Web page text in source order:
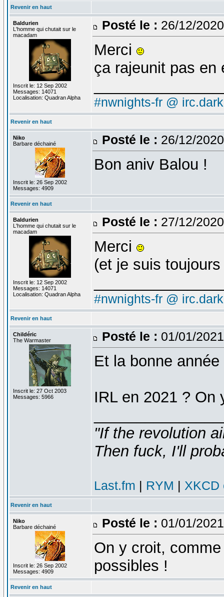
Revenir en haut
Baldurien
L'homme qui chutait sur le
macadam
Inscrit le: 12 Sep 2002
Messages: 14071
Localisation: Quadran Alpha
Posté le : 26/12/
Merci
ça rajeunit pas en
#nwnights-fr @
Revenir en haut
Niko
Barbare déchainé
Inscrit le: 26 Sep 2002
Messages: 4909
Posté le : 26/12/
Bon aniv Balou !
Revenir en haut
Baldurien
L'homme qui chutait sur le
macadam
Inscrit le: 12 Sep 2002
Messages: 14071
Localisation: Quadran Alpha
Posté le : 27/12/
Merci
(et je suis
#nwnights-fr @
Revenir en haut
Childéric
The Warmaster
Inscrit le: 27 Oct 2003
Messages: 5966
Posté le : 01/01/
Et la bonne
IRL en 2021 ? On
"If the revolution
Then fuck, I'll
Last.fm | RYM | XKCD
Revenir en haut
Niko
Barbare déchainé
Inscrit le: 26 Sep 2002
Messages: 4909
Posté le : 01/01/
On y croit,
possibles !
Revenir en haut